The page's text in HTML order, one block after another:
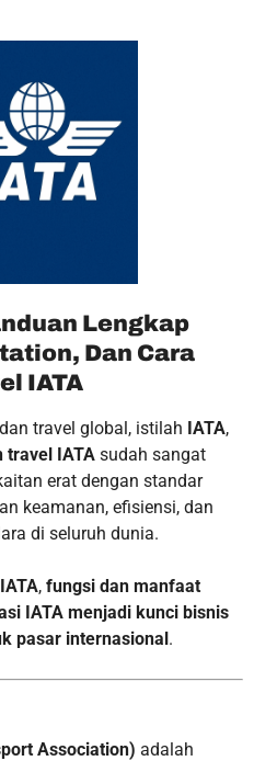
Lengkap
Dan Cara
IATA
travel global, istilah IATA,
travel IATA sudah sangat
erat dengan standar
keamanan, efisiensi, dan
di seluruh dunia.
, fungsi dan manfaat
IATA menjadi kunci bisnis
pasar internasional.
Association) adalah